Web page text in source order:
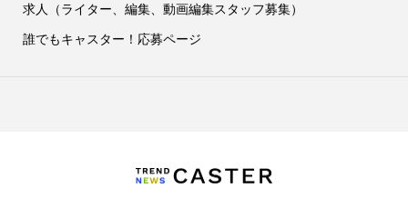
求人（ライター、編集、動画編集スタッフ募集）
誰でもキャスター！応募ページ